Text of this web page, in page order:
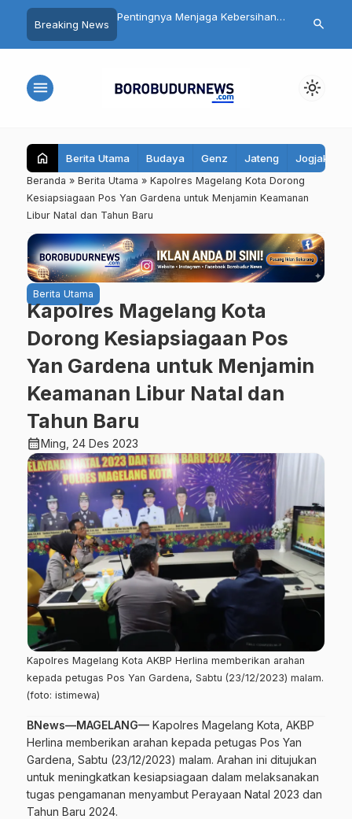
Breaking News
ke-81 RI
Pentingnya Menjaga Kebersihan
dan Cara Mengatasinya
Ribuan
bagi
search
menu light_mode
home Berita Utama Budaya Genz Jateng Jogjakarta
Beranda » Berita Utama » Kapolres Magelang Kota Dorong
Kesiapsiagaan Pos Yan Gardena untuk Menjamin Keamanan
Libur Natal dan Tahun Baru
Berita Utama
Kapolres Magelang Kota
Dorong Kesiapsiagaan Pos
Yan Gardena untuk Menjamin
Keamanan Libur Natal dan
Tahun Baru
calendar_monthMing, 24 Des 2023
Kapolres Magelang Kota AKBP Herlina memberikan arahan
kepada petugas Pos Yan Gardena, Sabtu (23/12/2023) malam.
(foto: istimewa)
BNews—MAGELANG— Kapolres Magelang Kota, AKBP
Herlina memberikan arahan kepada petugas Pos Yan
Gardena, Sabtu (23/12/2023) malam. Arahan ini ditujukan
untuk meningkatkan kesiapsiagaan dalam melaksanakan
tugas pengamanan menyambut Perayaan Natal 2023 dan
Tahun Baru 2024.